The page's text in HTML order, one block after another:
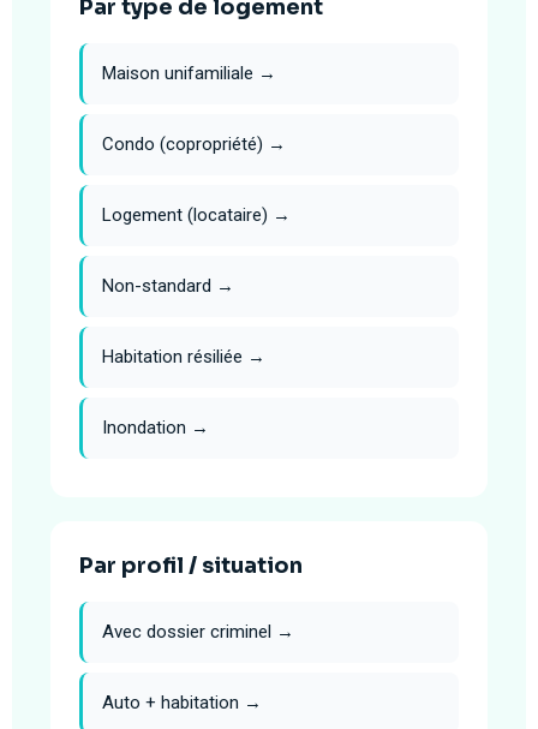
Par type de logement
Maison unifamiliale →
Condo (copropriété) →
Logement (locataire) →
Non-standard →
Habitation résiliée →
Inondation →
Par profil / situation
Avec dossier criminel →
Auto + habitation →